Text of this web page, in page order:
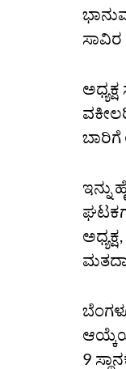
ಸಾವಿರ
ಬಾರಿಗೆ
9